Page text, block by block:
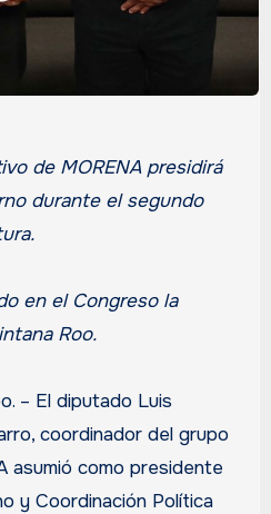
de MORENA presidirá
durante el segundo
en el Congreso la
Roo.
– El diputado Luis
coordinador del grupo
asumió como presidente
y Coordinación Política